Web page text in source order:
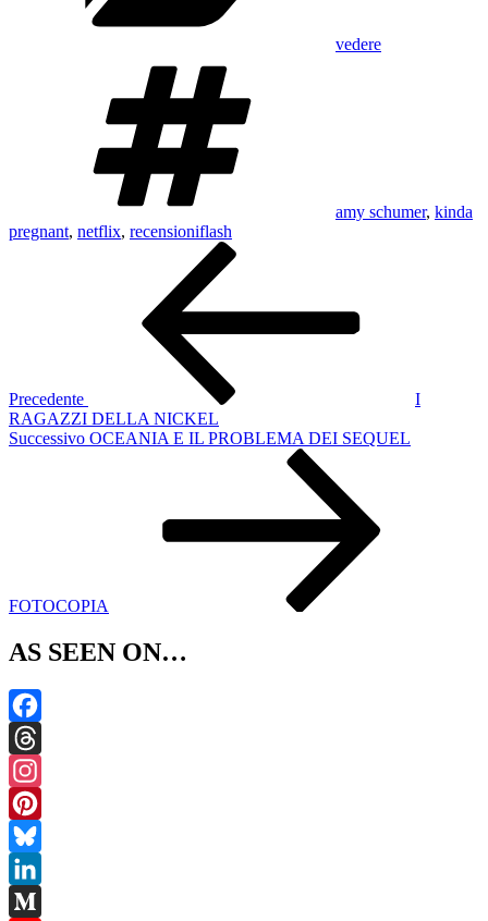
vedere
amy schumer, kinda
pregnant, netflix, recensioniflash
Precedente
I
RAGAZZI DELLA NICKEL
Articolo
Successivo OCEANIA E IL PROBLEMA DEI SEQUEL
FOTOCOPIA
AS SEEN ON…
Facebook
Threads
Instagram
Pinterest
Bluesky
LinkedIn